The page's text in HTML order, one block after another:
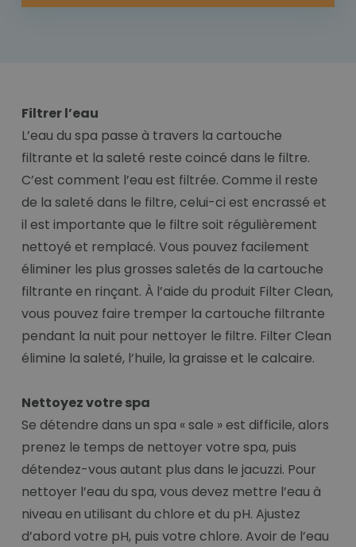
Filtrer l’eau
L’eau du spa passe à travers la cartouche
filtrante et la saleté reste coincé dans le filtre.
C’est comment l’eau est filtrée. Comme il reste
de la saleté dans le filtre, celui-ci est encrassé et
il est importante que le filtre soit régulièrement
nettoyé et remplacé. Vous pouvez facilement
éliminer les plus grosses saletés de la cartouche
filtrante en rinçant. À l’aide du produit Filter Clean,
vous pouvez faire tremper la cartouche filtrante
pendant la nuit pour nettoyer le filtre. Filter Clean
élimine la saleté, l’huile, la graisse et le calcaire.
Nettoyez votre spa
Se détendre dans un spa « sale » est difficile, alors
prenez le temps de nettoyer votre spa, puis
détendez-vous autant plus dans le jacuzzi. Pour
nettoyer l’eau du spa, vous devez mettre l’eau à
niveau en utilisant du chlore et du pH. Ajustez
d’abord votre pH, puis votre chlore. Avoir de l’eau